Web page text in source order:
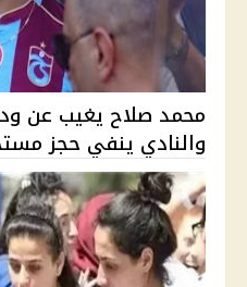
محمد صلاح يغيب عن
والنادي ينفي حجز